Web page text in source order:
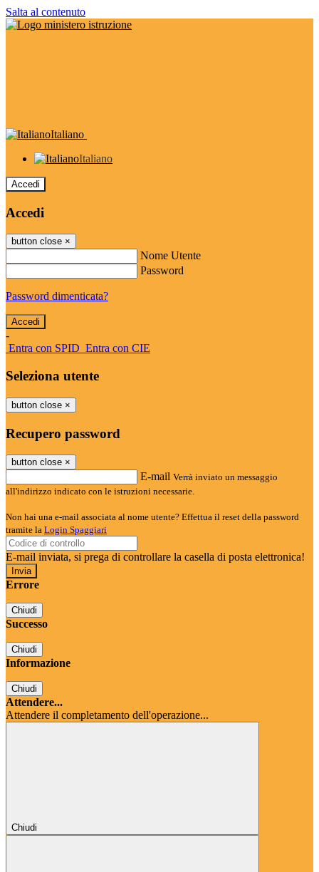
Salta al contenuto
Italiano
Italiano
Accedi
Accedi
button close ×
Nome Utente
Password
Password dimenticata?
-
Entra con SPID Entra con CIE
Seleziona utente
button close ×
Recupero password
button close ×
E-mail Verrà inviato un messaggio
all'indirizzo indicato con le istruzioni necessarie.
Non hai una e-mail associata al nome utente? Effettua il reset della password
tramite la Login Spaggiari
E-mail inviata, si prega di controllare la casella di posta elettronica!
Errore
Chiudi
Successo
Chiudi
Informazione
Chiudi
Attendere...
Attendere il completamento dell'operazione...
Chiudi